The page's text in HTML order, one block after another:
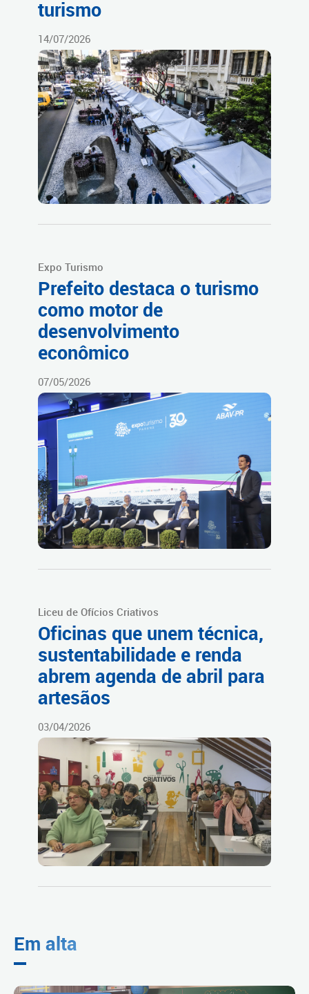
turismo
14/07/2026
Expo Turismo
Prefeito destaca o turismo
como motor de
desenvolvimento
econômico
07/05/2026
Liceu de Ofícios Criativos
Oficinas que unem técnica,
sustentabilidade e renda
abrem agenda de abril para
artesãos
03/04/2026
Em alta